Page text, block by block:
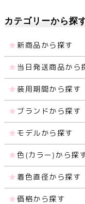
カテゴリーから探
新商品から探す
当日発送商品から
装用期間から探す
ブランドから探す
モデルから探す
色(カラー)から探
着色直径から探す
価格から探す